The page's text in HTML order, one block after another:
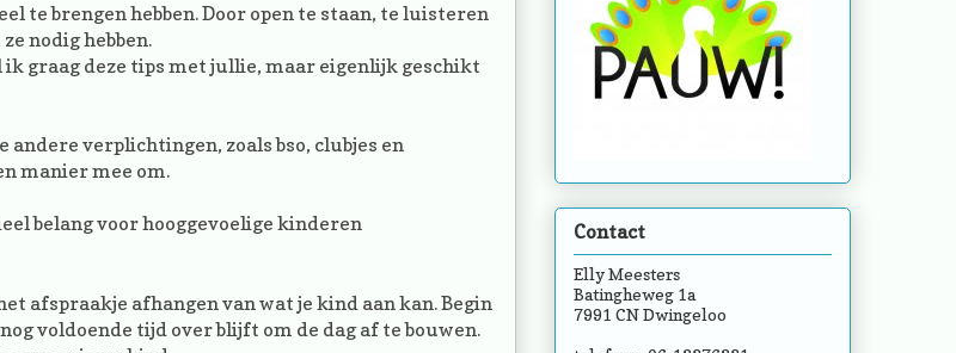
te brengen hebben. Door open te staan, te luisteren
nodig hebben.
graag deze tips met jullie, maar eigenlijk geschikt
verplichtingen, zoals bso, clubjes en
manier mee om.
belang voor hooggevoelige kinderen
afspraakje afhangen van wat je kind aan kan. Begin
voldoende tijd over blijft om de dag af te bouwen.
Contact
Elly Meesters
Batingheweg 1a
7991 CN Dwingeloo